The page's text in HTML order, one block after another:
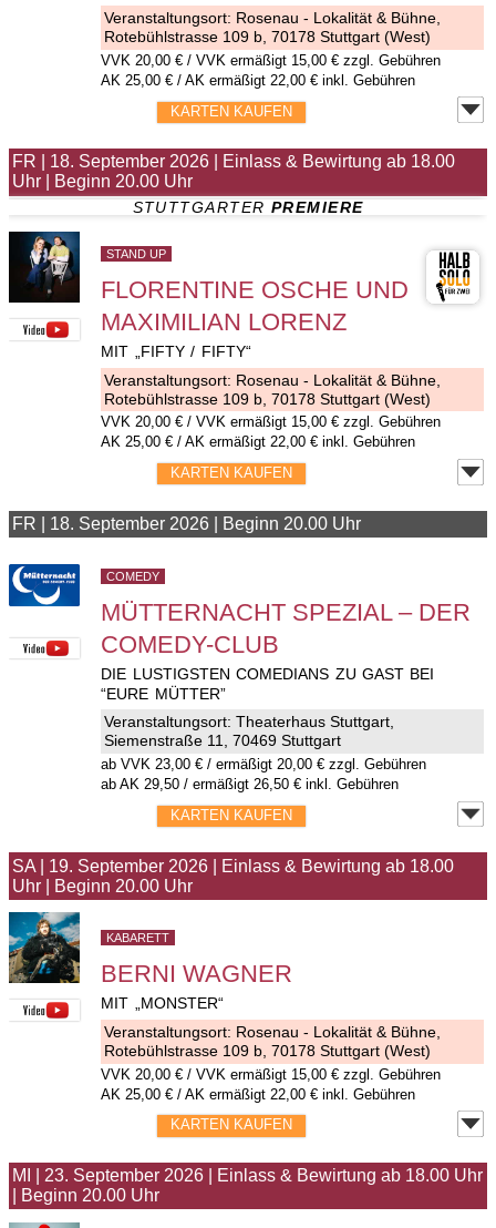
Veranstaltungsort: Rosenau - Lokalität & Bühne
Rotebühlstrasse 109 b, 70178 Stuttgart (West)
VVK 20,00 € / VVK ermäßigt 15,00 € zzgl. Gebühren
AK 25,00 € / AK ermäßigt 22,00 € inkl. Gebühren
KARTEN KAUFEN
FR 18. September 2026
Einlass & Bewirtung ab 18.00
Uhr
Beginn 20.00 Uhr
STUTTGARTER PREMIERE
STAND UP
FLORENTINE OSCHE UND
MAXIMILIAN LORENZ
MIT „FIFTY / FIFTY“
Veranstaltungsort: Rosenau - Lokalität & Bühne
Rotebühlstrasse 109 b, 70178 Stuttgart (West)
VVK 20,00 € / VVK ermäßigt 15,00 € zzgl. Gebühren
AK 25,00 € / AK ermäßigt 22,00 € inkl. Gebühren
KARTEN KAUFEN
FR 18. September 2026 Beginn 20.00 Uhr
COMEDY
MÜTTERNACHT SPEZIAL – DER
COMEDY-CLUB
DIE LUSTIGSTEN COMEDIANS ZU GAST BEI
“EURE MÜTTER”
Veranstaltungsort:Theaterhaus Stuttgart,
Siemenstraße 11, 70469 Stuttgart
abVVK 23,00 € / ermäßigt 20,00 € zzgl. Gebühren
ab AK 29,50 / ermäßigt 26,50 € inkl. Gebühren
KARTEN KAUFEN
SA 19. September 2026
Einlass & Bewirtung ab 18.00
Uhr
Beginn 20.00 Uhr
KABARETT
BERNI WAGNER
MIT „MONSTER“
Veranstaltungsort: Rosenau - Lokalität & Bühne
Rotebühlstrasse 109 b, 70178 Stuttgart (West)
VVK 20,00 € / VVK ermäßigt 15,00 € zzgl. Gebühren
AK 25,00 € / AK ermäßigt 22,00 € inkl. Gebühren
KARTEN KAUFEN
MI 23. September 2026
Einlass & Bewirtung ab 18.00 Uhr
Beginn 20.00 Uhr